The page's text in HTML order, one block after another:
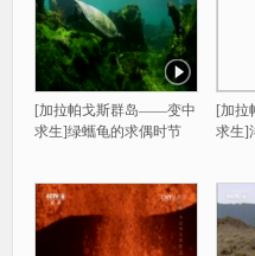
[加拉帕戈斯群岛——变中
求生]绿蠵龟的求偶时节
[加
求生]